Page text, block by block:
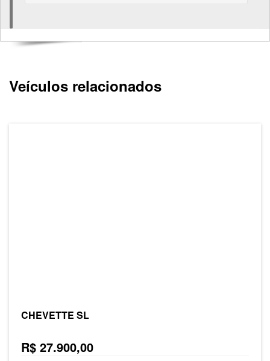
Veículos relacionados
CHEVETTE SL
R$ 27.900,00